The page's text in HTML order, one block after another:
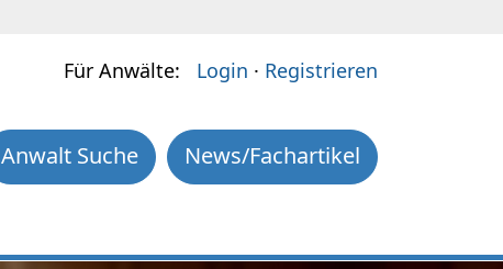
Für Anwälte: Login · Registrieren
News/Fachartikel
Anwalt Suche